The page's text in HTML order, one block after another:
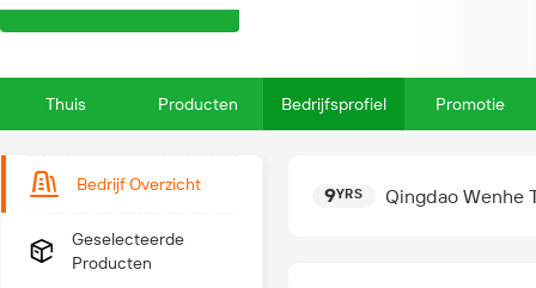
Thuis Producten Bedrijfsprofiel Promotie
Bedrijf Overzicht
Geselecteerde
Producten
9YRS Qingdao Wenhe